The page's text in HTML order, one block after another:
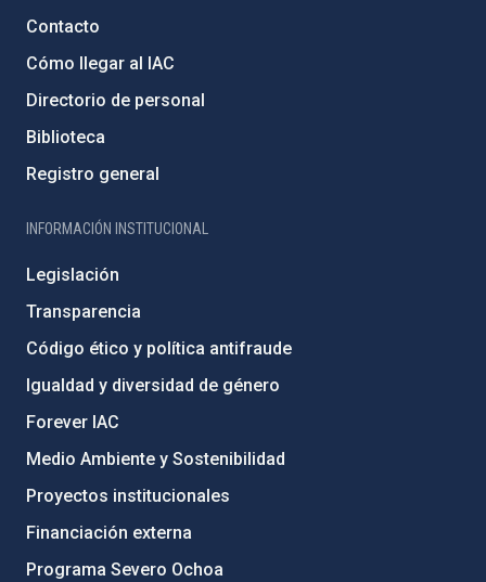
Contacto
Cómo llegar al IAC
Directorio de personal
Biblioteca
Registro general
INFORMACIÓN INSTITUCIONAL
Legislación
Transparencia
Código ético y política antifraude
Igualdad y diversidad de género
Forever IAC
Medio Ambiente y Sostenibilidad
Proyectos institucionales
Financiación externa
Programa Severo Ochoa